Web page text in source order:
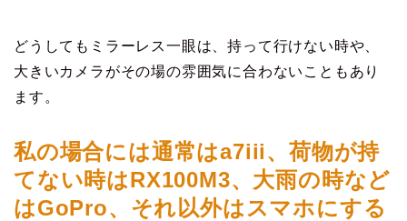
どうしてもミラーレス一眼は、持って行けない時や、
大きいカメラがその場の雰囲気に合わないこともあり
ます。
私の場合には通常はa7iii、荷物が持
てない時はRX100M3、大雨の時など
はGoPro、それ以外はスマホにする